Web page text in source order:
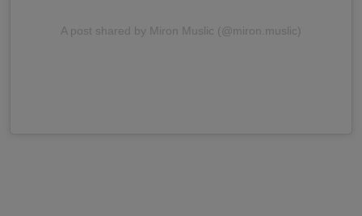
A post shared by Miron Muslic (@miron.muslic)